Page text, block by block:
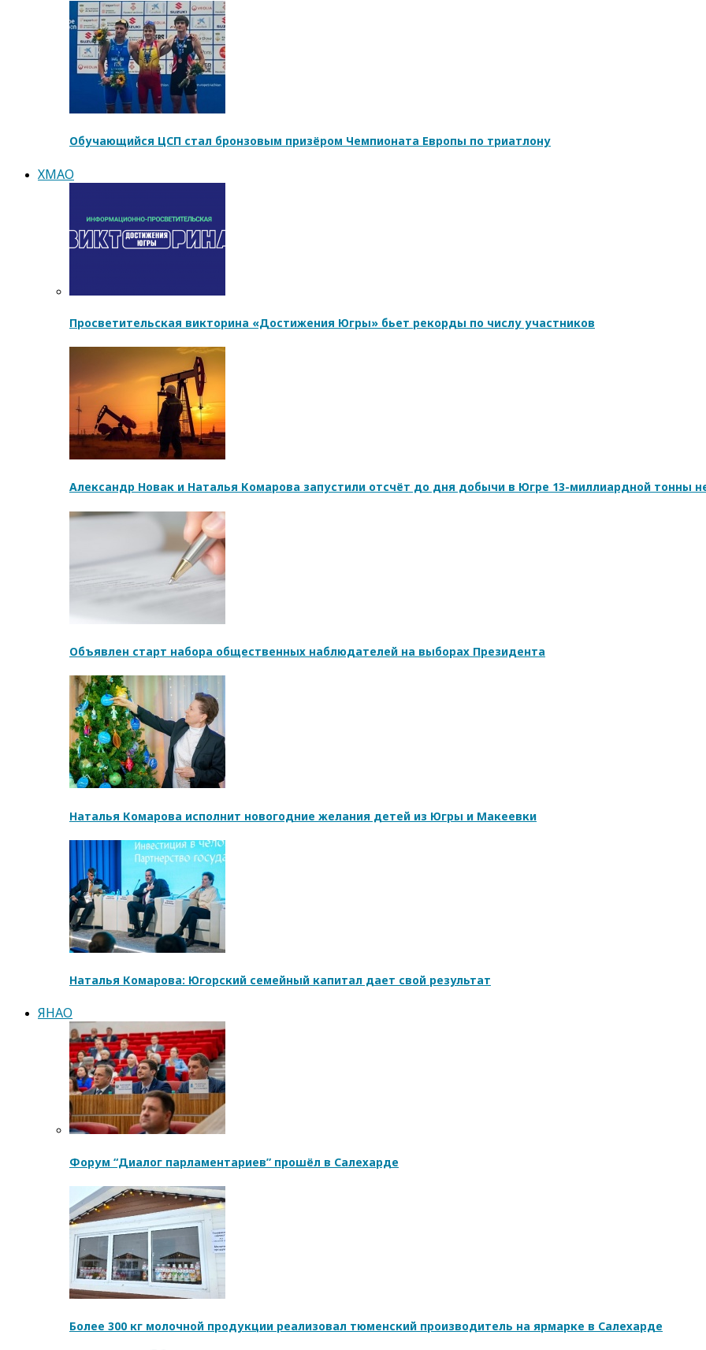
Обучающийся ЦСП стал бронзовым призёром Чемпионата Европы по триатлону
ХМАО
Просветительская викторина «Достижения Югры» бьет рекорды по числу участников
Александр Новак и Наталья Комарова запустили отсчёт до дня добычи в Югре 13-миллиардной тонны
Объявлен старт набора общественных наблюдателей на выборах Президента
Наталья Комарова исполнит новогодние желания детей из Югры и Макеевки
Наталья Комарова: Югорский семейный капитал дает свой результат
ЯНАО
Форум “Диалог парламентариев” прошёл в Салехарде
Более 300 кг молочной продукции реализовал тюменский производитель на ярмарке в Салехарде